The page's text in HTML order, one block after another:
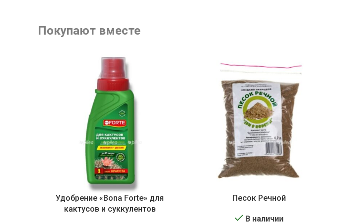
Покупают вместе
Удобрение «Bona Forte» для
кактусов и суккулентов
Песок Речной
В наличии